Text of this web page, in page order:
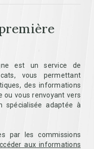
est un service de
vous permettant
des informations
ou vous renvoyant vers
spécialisée adaptée à
par les commissions
aux informations